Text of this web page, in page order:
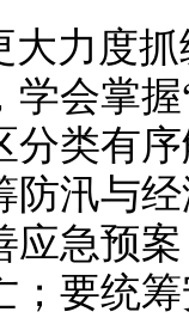
大力度
会掌
分类有
防汛与
应急预
；要统